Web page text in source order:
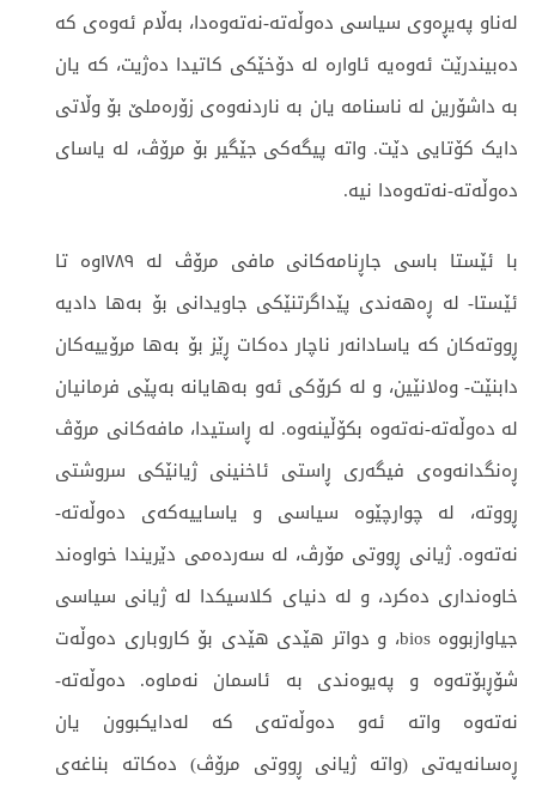
لەناو پەیڕەوی سیاسی دەوڵەتە-نەتەوەدا، بەڵام ئەوەی کە
دەبیندرێت ئەوەیە ئاوارە لە دۆخێکی کاتیدا دەژیت، کە یان
بە داشۆرین لە ناسنامە یان بە ناردنەوەی زۆرەملێ بۆ وڵاتی
دایک کۆتایی دێت. واتە پیگەکی جێگیر بۆ مرۆڤ، لە یاسای
دەوڵەتە-نەتەوەدا نیە.
با ئێستا باسی جاڕنامەکانی مافی مرۆڤ لە ١٧٨٩وە تا
ئێستا- لە ڕەهەندی پێداگرتنێکی جاویدانی بۆ بەها دادیە
ڕووتەکان کە یاسادانەر ناچار دەکات ڕێز بۆ بەها مرۆییەکان
دابنێت- وەلانێین، و لە کرۆکی ئەو بەهایانە بەپێی فرمانیان
لە دەوڵەتە-نەتەوە بکۆڵینەوە. لە ڕاستیدا، مافەکانی مرۆڤ
ڕەنگدانەوەی فیگەری ڕاستی ئاخنینی ژیانێکی سروشتی
ڕووتە، لە چوارچێوە سیاسی و یاساییەکەی دەوڵەتە-
نەتەوە. ژیانی ڕووتی مۆرڤ، لە سەردەمی دێریندا خواوەند
خاوەنداری دەکرد، و لە دنیای کلاسیکدا لە ژیانی سیاسی
جیاوازبووە bios، و دواتر هێدی هێدی بۆ کاروباری دەوڵەت
شۆڕبۆتەوە و پەیوەندی بە ئاسمان نەماوە. دەوڵەتە-
نەتەوە واتە ئەو دەوڵەتەی کە لەدایکبوون یان
ڕەسانەیەتی (واتە ژیانی ڕووتی مرۆڤ) دەکاتە بناغەی